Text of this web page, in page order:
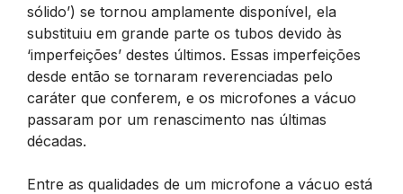
sólido’) se tornou amplamente disponível, ela
substituiu em grande parte os tubos devido às
‘imperfeições’ destes últimos. Essas imperfeições
desde então se tornaram reverenciadas pelo
caráter que conferem, e os microfones a vácuo
passaram por um renascimento nas últimas
décadas.
Entre as qualidades de um microfone a vácuo está